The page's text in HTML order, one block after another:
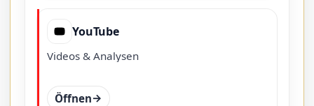
YouTube
Videos & Analysen
Öffnen